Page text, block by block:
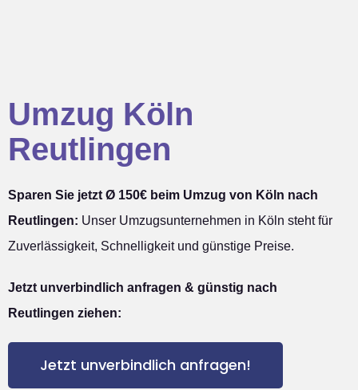
Umzug Köln
Reutlingen
Sparen Sie jetzt Ø 150€ beim Umzug von Köln nach
Reutlingen: Unser Umzugsunternehmen in Köln steht für
Zuverlässigkeit, Schnelligkeit und günstige Preise.
Jetzt unverbindlich anfragen & günstig nach
Reutlingen ziehen:
Jetzt unverbindlich anfragen!